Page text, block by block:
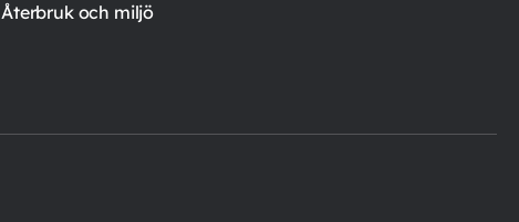
Återbruk och miljö